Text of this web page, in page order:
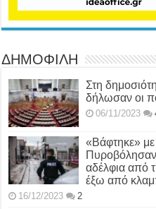
ΔΗΜΟΦΙΛΗ
Στη
δήλωσαν οι
06/11/2023
«Βάφτηκε»
αδέλφια από
έξω από
16/12/2023 2